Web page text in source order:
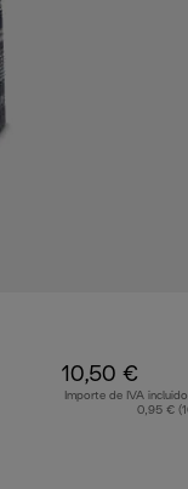
10,50 €
Importe de IVA
0,95 €